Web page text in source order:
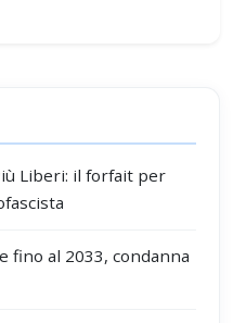
Liberi: il forfait per
fino al 2033, condanna